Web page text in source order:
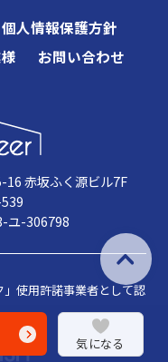
気になる
個人情報保護方針
お問い合わせ
赤坂ふく源ビル7F
ユ-306798
使用許諾事業者として認